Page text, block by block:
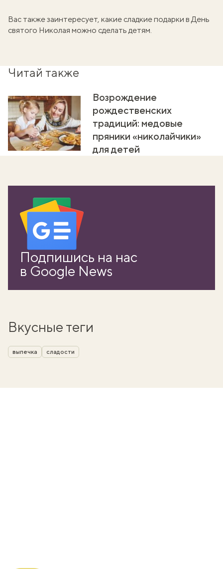
Вас также заинтересует, какие сладкие подарки в День
святого Николая можно сделать детям.
Читай также
Возрождение
рождественских
традиций: медовые
пряники «николайчики»
для детей
Подпишись на нас
в Google News
Вкусные теги
выпечка сладости